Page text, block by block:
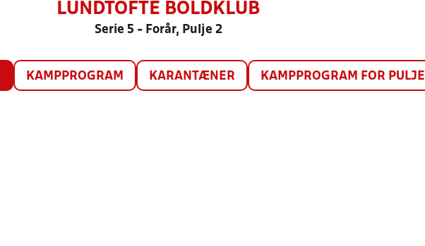
LUNDTOFTE BOLDKLUB
Serie 5 - Forår, Pulje 2
KAMPPROGRAM KARANTÆNER KAMPPROGRAM FOR PULJE